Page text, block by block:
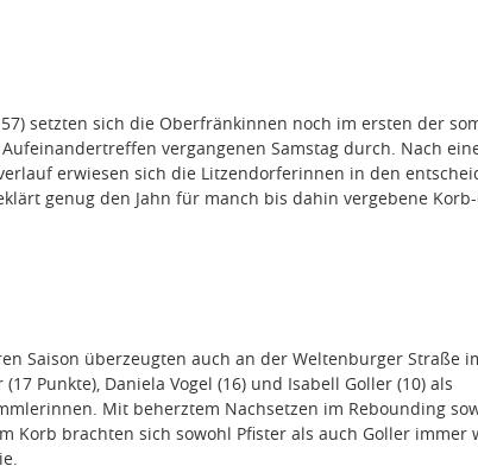
setzten sich die Oberfränkinnen noch im ersten der
vergangenen Samstag durch. Nach
erwiesen sich die Litzendorferinnen in den
genug den Jahn für manch bis dahin vergebene
Saison überzeugten auch an der Weltenburger Straße
Punkte), Daniela Vogel (16) und Isabell Goller (10) als
Mit beherztem Nachsetzen im Rebounding
Korb brachten sich sowohl Pfister als auch Goller immer